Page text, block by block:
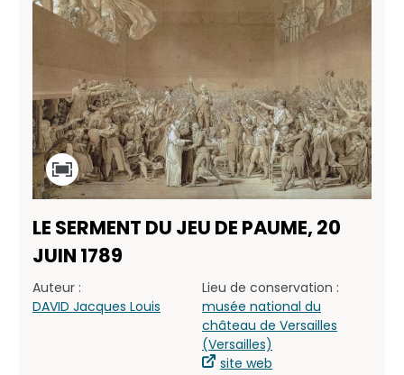
LE SERMENT DU JEU DE PAUME, 20
JUIN 1789
Auteur :
DAVID Jacques Louis
Lieu de conservation :
musée national du
château de Versailles
(Versailles)
site web